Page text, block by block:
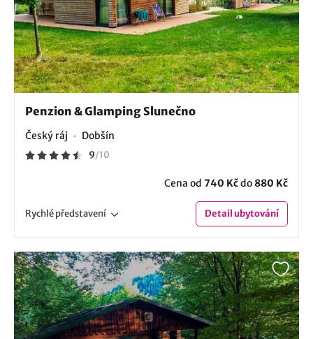
Penzion & Glamping Slunečno
Český ráj Dobšín
9/10
Cena od 740 Kčdo 880 Kč
Rychlépředstavení Detailubytování